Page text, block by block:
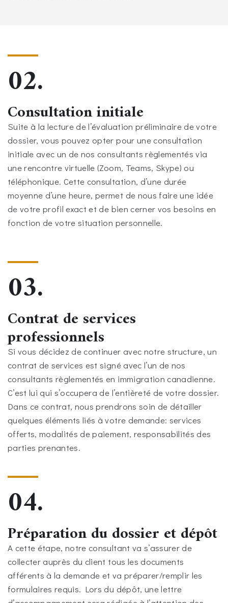
02.
Consultation initiale
Suite à la lecture de l’évaluation préliminaire de votre
dossier, vous pouvez opter pour une consultation
initiale avec un de nos consultants règlementés via
une rencontre virtuelle (Zoom, Teams, Skype) ou
téléphonique. Cette consultation, d’une durée
moyenne d’une heure, permet de nous faire une idée
de votre profil exact et de bien cerner vos besoins en
fonction de votre situation personnelle.
03.
Contrat de services
professionnels
Si vous décidez de continuer avec notre structure, un
contrat de services est signé avec l’un de nos
consultants règlementés en immigration canadienne.
C’est lui qui s’occupera de l’entièreté de votre dossier.
Dans ce contrat, nous prendrons soin de détailler
quelques éléments liés à votre demande: services
offerts, modalités de paiement, responsabilités des
parties prenantes.
04.
Préparation du dossier et dépôt
A cette étape, notre consultant va s’assurer de
collecter auprès du client tous les documents
afférents à la demande et va préparer/remplir les
formulaires requis. Lors du dépôt, une lettre